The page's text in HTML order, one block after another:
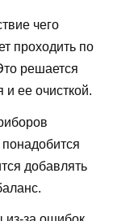
чего
проходить по
решается
ее очисткой.
добавлять